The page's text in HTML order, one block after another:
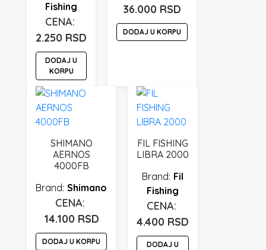
Fishing
2.250 RSD
DODAJ U
KORPU
36.000 RSD
DODAJ U KORPU
SHIMANO
AERNOS
4000FB
Shimano
14.100 RSD
DODAJ U KORPU
FIL FISHING
LIBRA 2000
Fil
Fishing
4.400 RSD
DODAJ U